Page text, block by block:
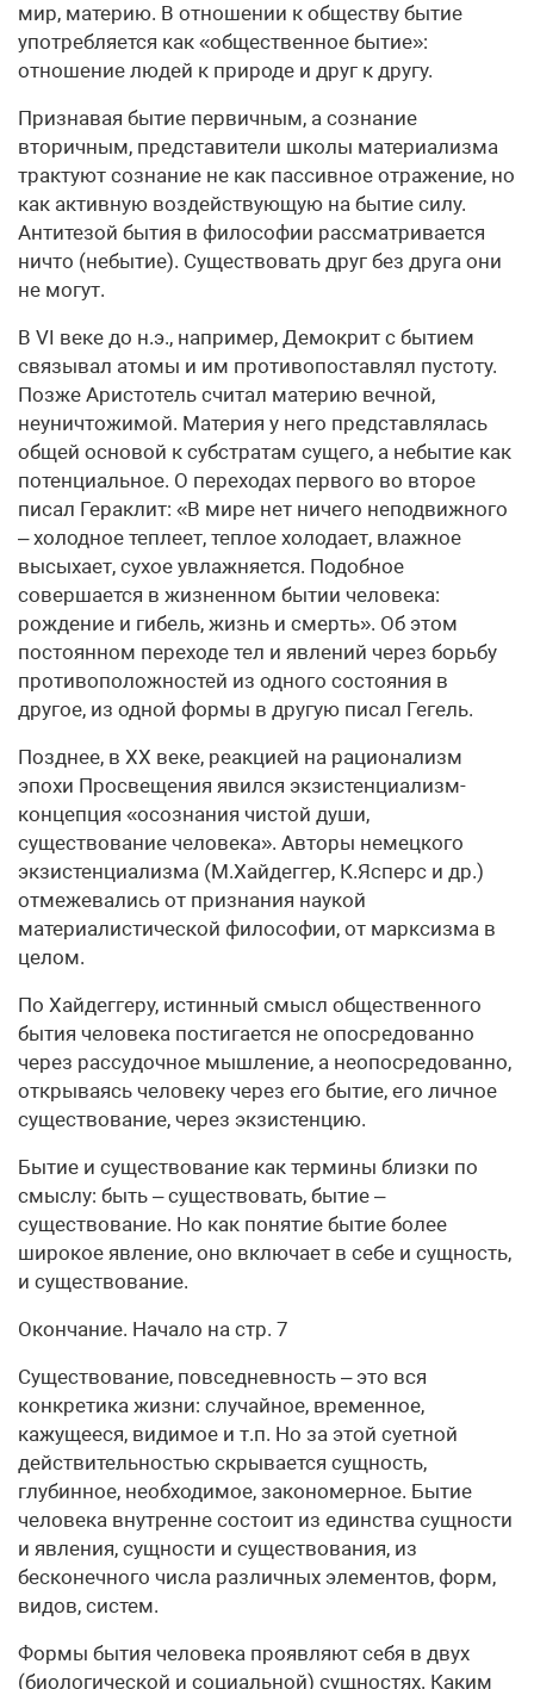
мир, материю. В отношении к обществу бытие
употребляется как «общественное бытие»:
отношение людей к природе и друг к другу.
Признавая бытие первичным, а сознание
вторичным, представители школы материализма
трактуют сознание не как пассивное отражение, но
как активную воздействующую на бытие силу.
Антитезой бытия в философии рассматривается
ничто (небытие). Существовать друг без друга они
не могут.
В VI веке до н.э., например, Демокрит с бытием
связывал атомы и им противопоставлял пустоту.
Позже Аристотель считал материю вечной,
неуничтожимой. Материя у него представлялась
общей основой к субстратам сущего, а небытие как
потенциальное. О переходах первого во второе
писал Гераклит: «В мире нет ничего неподвижного
– холодное теплеет, теплое холодает, влажное
высыхает, сухое увлажняется. Подобное
совершается в жизненном бытии человека:
рождение и гибель, жизнь и смерть». Об этом
постоянном переходе тел и явлений через борьбу
противоположностей из одного состояния в
другое, из одной формы в другую писал Гегель.
Позднее, в XX веке, реакцией на рационализм
эпохи Просвещения явился экзистенциализм-
концепция «осознания чистой души,
существование человека». Авторы немецкого
экзистенциализма (М.Хайдеггер, К.Ясперс и др.)
отмежевались от признания наукой
материалистической философии, от марксизма в
целом.
По Хайдеггеру, истинный смысл общественного
бытия человека постигается не опосредованно
через рассудочное мышление, а неопосредованно,
открываясь человеку через его бытие, его личное
существование, через экзистенцию.
Бытие и существование как термины близки по
смыслу: быть – существовать, бытие –
существование. Но как понятие бытие более
широкое явление, оно включает в себе и сущность,
и существование.
Окончание. Начало на стр. 7
Существование, повседневность – это вся
конкретика жизни: случайное, временное,
кажущееся, видимое и т.п. Но за этой суетной
действительностью скрывается сущность,
глубинное, необходимое, закономерное. Бытие
человека внутренне состоит из единства сущности
и явления, сущности и существования, из
бесконечного числа различных элементов, форм,
видов, систем.
Формы бытия человека проявляют себя в двух
(биологической и социальной) сущностях. Каким